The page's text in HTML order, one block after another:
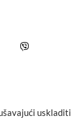
uskladiti